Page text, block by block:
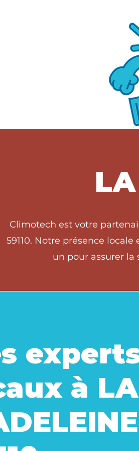
Climotech est votre
59110. Notre présence
un pour assurer
à LA